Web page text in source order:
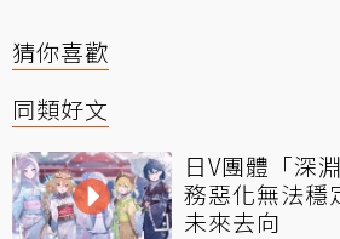
猜你喜歡
同類好文
日V團體「深
務惡化無法穩
未來去向